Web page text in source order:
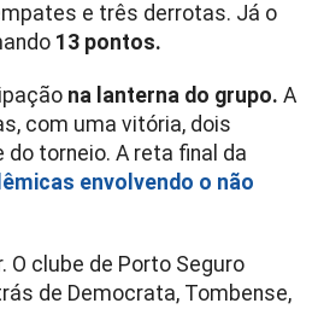
e três derrotas. Já o
13 pontos.
na lanterna do grupo. A
com uma vitória, dois
torneio. A reta final da
envolvendo o não
O clube de Porto Seguro
de Democrata, Tombense,